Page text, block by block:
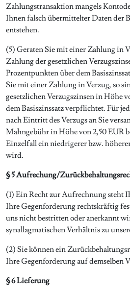
Zahlungstransaktion mangels
Ihnen falsch übermittelter Daten der
entstehen.
(5) Geraten Sie mit einer Zahlung in
Zahlung der gesetzlichen
Prozentpunkten über dem
Sie mit einer Zahlung in Verzug, so
gesetzlichen Verzugszinsen in Höhe
dem Basiszinssatz verpflichtet. Für
nach Eintritt des Verzugs an Sie
Mahngebühr in Höhe von 2,50 EUR
Einzelfall ein niedrigerer bzw.
wird.
§ 5 Aufrechung/
(1) Ein Recht zur Aufrechnung steht
Ihre Gegenforderung rechtskräftig
uns nicht bestritten oder anerkannt
synallagmatischen Verhältnis zu
(2) Sie können ein
Ihre Gegenforderung auf demselben
§ 6 Lieferung